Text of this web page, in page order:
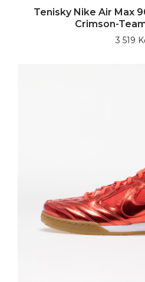
Tenisky Nike Air Max
Crimson-
3 519